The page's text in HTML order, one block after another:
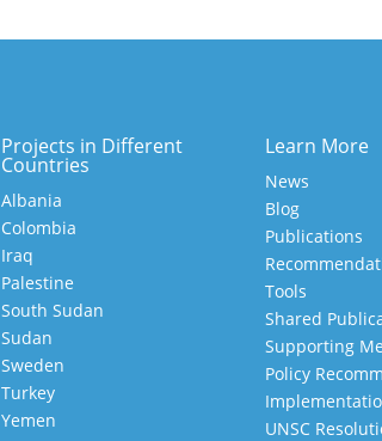
Projects in Different
Countries
Albania
Colombia
Iraq
Palestine
South Sudan
Sudan
Sweden
Turkey
Yemen
Learn More
News
Blog
Publications
Tools
Shared
Supporting
Policy
UNSC